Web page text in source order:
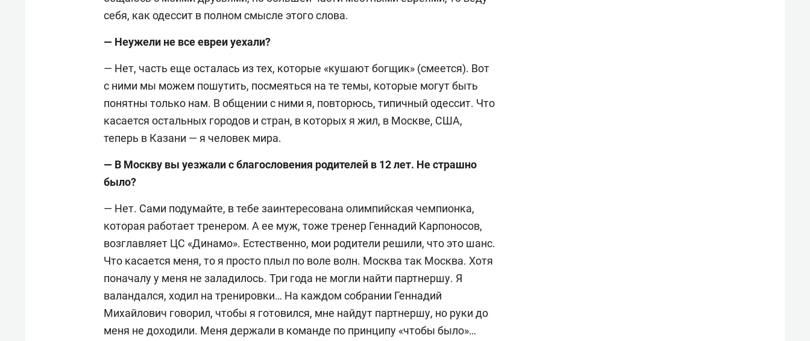
себя, как одессит в полном смысле этого слова.
— Неужели не все евреи уехали?
— Нет, часть еще осталась из тех, которые «кушают богщик» (смеется). Вот
с ними мы можем пошутить, посмеяться на те темы, которые могут быть
понятны только нам. В общении с ними я, повторюсь, типичный одессит. Что
касается остальных городов и стран, в которых я жил, в Москве, США,
теперь в Казани — я человек мира.
— В Москву вы уезжали с благословения родителей в 12 лет. Не страшно
было?
— Нет. Сами подумайте, в тебе заинтересована олимпийская чемпионка,
которая работает тренером. А ее муж, тоже тренер Геннадий Карпоносов,
возглавляет ЦС «Динамо». Естественно, мои родители решили, что это шанс.
Что касается меня, то я просто плыл по воле волн. Москва так Москва. Хотя
поначалу у меня не заладилось. Три года не могли найти партнершу. Я
валандался, ходил на тренировки… На каждом собрании Геннадий
Михайлович говорил, чтобы я готовился, мне найдут партнершу, но руки до
меня не доходили. Меня держали в команде по принципу «чтобы было»…